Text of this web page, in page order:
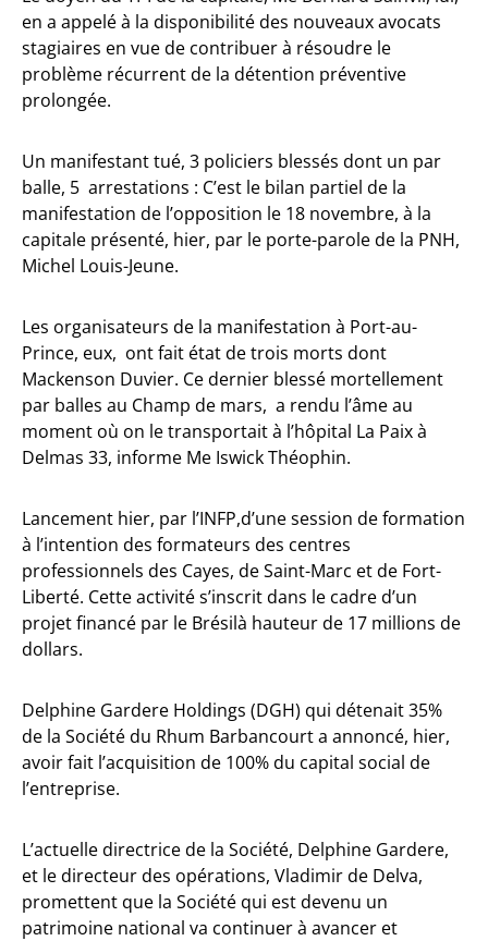
en a appelé à la disponibilité des nouveaux avocats
stagiaires en vue de contribuer à résoudre le
problème récurrent de la détention préventive
prolongée.
Un manifestant tué, 3 policiers blessés dont un par
balle, 5 arrestations : C’est le bilan partiel de la
manifestation de l’opposition le 18 novembre, à la
capitale présenté, hier, par le porte-parole de la PNH,
Michel Louis-Jeune.
Les organisateurs de la manifestation à Port-au-
Prince, eux, ont fait état de trois morts dont
Mackenson Duvier. Ce dernier blessé mortellement
par balles au Champ de mars, a rendu l’âme au
moment où on le transportait à l’hôpital La Paix à
Delmas 33, informe Me Iswick Théophin.
Lancement hier, par l’INFP,d’une session de formation
à l’intention des formateurs des centres
professionnels des Cayes, de Saint-Marc et de Fort-
Liberté. Cette activité s’inscrit dans le cadre d’un
projet financé par le Brésilà hauteur de 17 millions de
dollars.
Delphine Gardere Holdings (DGH) qui détenait 35%
de la Société du Rhum Barbancourt a annoncé, hier,
avoir fait l’acquisition de 100% du capital social de
l’entreprise.
L’actuelle directrice de la Société, Delphine Gardere,
et le directeur des opérations, Vladimir de Delva,
promettent que la Société qui est devenu un
patrimoine national va continuer à avancer et